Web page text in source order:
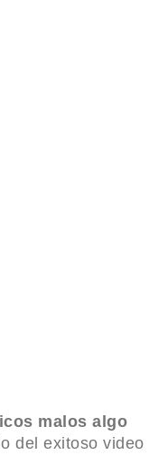
malos algo
del exitoso video